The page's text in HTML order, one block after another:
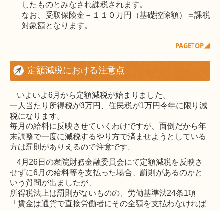
したものとみなされ課税されます。
なお、受取保険金－１１０万円（基礎控除額）＝課税
対象額となります。
PAGETOP◢
定額減税における注意点
いよいよ6月から定額減税が始まりました。
一人当たり所得税が3万円、住民税が1万円今年に限り減
税になります。
毎月の給料に反映させていくわけですが、面倒だから年
末調整で一度に減税するやり方で済ませようとしている
方は罰則がありえるので注意です。
4月 26日の衆院財務金融委員会にて定額減税を反映さ
せずに6月の給料等を支払った場合、罰則があるのかと
いう質問が出ましたが、
所得税法上は罰則がないものの、労働基準法24条1項
「賃金は通貨で直接労働者にその全額を支払わなければ